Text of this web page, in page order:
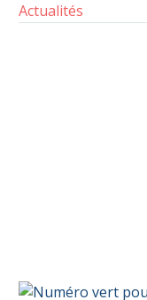
Actualités